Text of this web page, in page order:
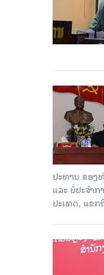
ປະທານ ຂອງ
ແລະ ບໍ່ປະຈຳ
ປະເທດ, ແຂກ